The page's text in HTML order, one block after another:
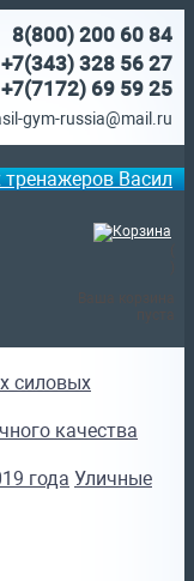
8(800) 200 60 84
+7(343) 328 56 27
+7(7172) 69 59 25
gym-russia@mail.ru
Васил
силовых
качества
года Уличные